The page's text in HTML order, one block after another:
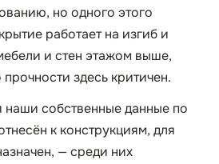
но одного этого
работает на изгиб и
и стен этажом выше,
здесь критичен.
собственные данные по
к конструкциям, для
— среди них